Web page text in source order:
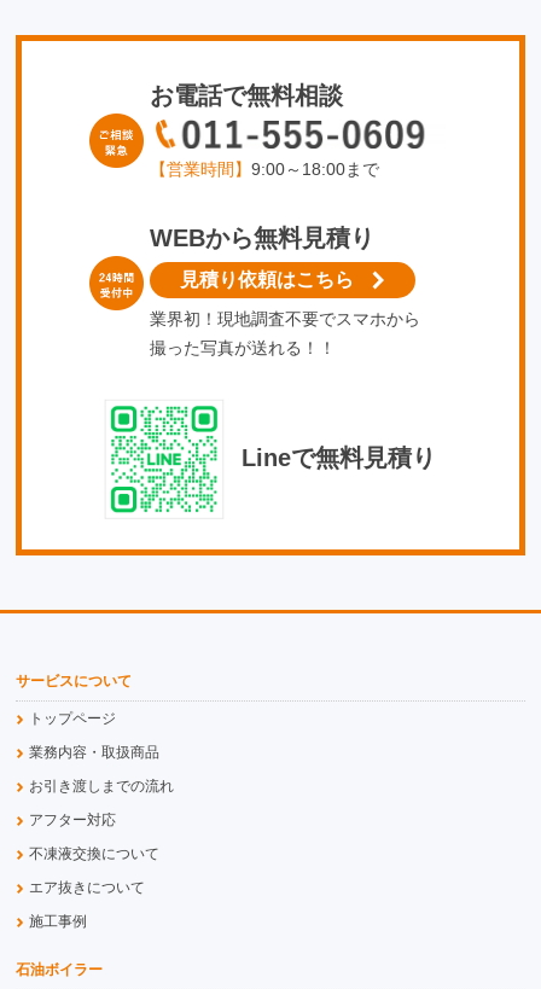
お電話で無料相談
【営業時間】 9:00～18:00まで
WEBから無料見積り
見積り依頼はこちら
業界初！現地調査不要でスマホから
撮った写真が送れる！！
Lineで無料見積り
サービスについて
トップページ
業務内容・取扱商品
お引き渡しまでの流れ
アフター対応
不凍液交換について
エア抜きについて
施工事例
石油ボイラー